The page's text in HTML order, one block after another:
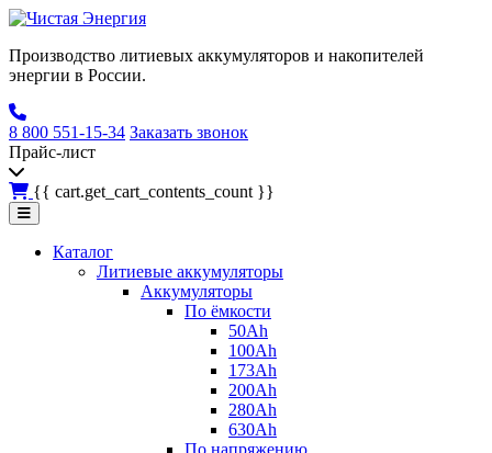
Производство литиевых аккумуляторов и накопителей
энергии в России.
8 800 551-15-34 Заказать звонок
Прайс-лист
{{ cart.get_cart_contents_count }}
Каталог
Литиевые аккумуляторы
Аккумуляторы
По ёмкости
50Ah
100Ah
173Ah
200Ah
280Ah
630Ah
По напряжению